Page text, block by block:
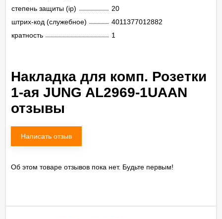
степень защиты (ip)
20
штрих-код (служебное)
4011377012882
кратность
1
Накладка для комп. Розетки
1-ая JUNG AL2969-1UAAN
отзывы
Написать отзыв
Об этом товаре отзывов пока нет. Будьте первым!